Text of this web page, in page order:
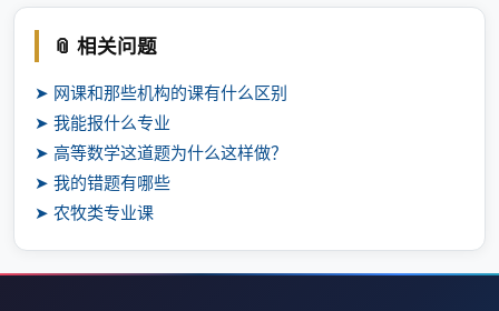
📎 相关问题
➤ 网课和那些机构的课有什么区别
➤ 我能报什么专业
➤ 高等数学这道题为什么这样做？
➤ 我的错题有哪些
➤ 农牧类专业课